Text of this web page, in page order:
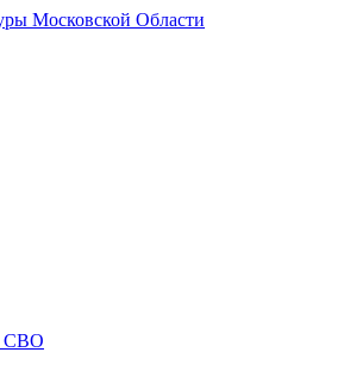
Московской Области
СВО